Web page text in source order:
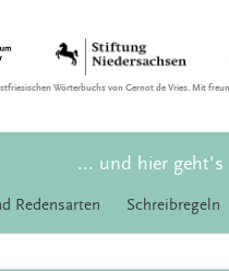
Wörterbuchs von Gernot de Vries. Mit
... und hier
Redensarten Schreibregeln